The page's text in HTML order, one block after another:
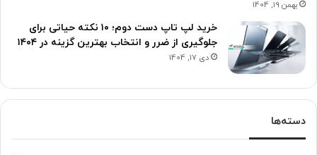
بهمن 19, 1404
خرید لپ تاپ دست دوم؛ ۱۰ نکته حیاتی برای
جلوگیری از ضرر و انتخاب بهترین گزینه در ۱۴۰۴
دی 17, 1404
دسته‌ها